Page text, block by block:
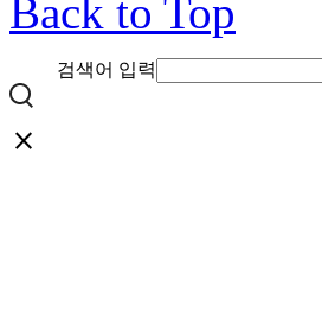
Back to Top
검색어 입력
close